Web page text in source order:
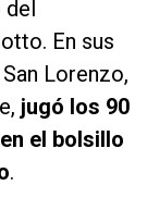
En sus
Lorenzo,
jugó los 90
el bolsillo
.